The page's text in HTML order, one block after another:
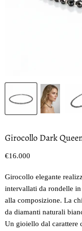
Girocollo Dark
Prezzo oggi
€16.000
Girocollo elegante
intervallati da rondelle
alla composizione. La
da diamanti naturali
Un gioiello dal carattere